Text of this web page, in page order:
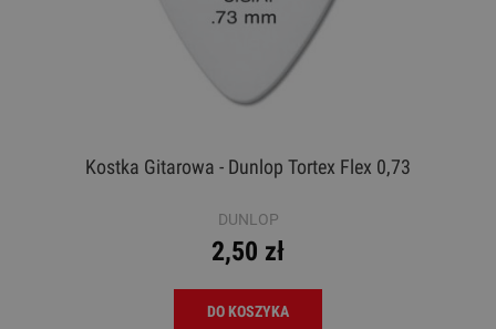
Kostka Gitarowa - Dunlop Tortex Flex 0,73
DUNLOP
2,50 zł
DO KOSZYKA